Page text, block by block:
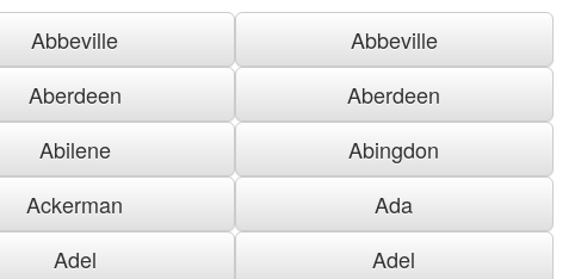
Abbeville
Abbeville
Aberdeen
Aberdeen
Abilene
Abingdon
Ackerman
Ada
Adel
Adel